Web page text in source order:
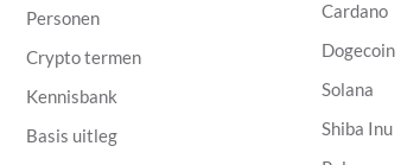
Personen
Crypto termen
Kennisbank
Basis uitleg
Cardano
Dogecoin
Solana
Shiba Inu